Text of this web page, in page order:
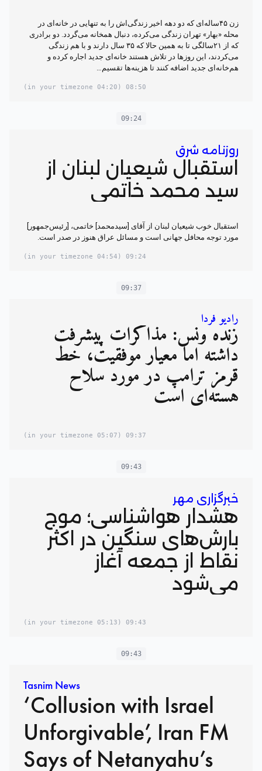
زن ۴۵‌ساله‌ای که دو دهه اخیر زندگی‌اش را به تنهایی در خانه‌ای در
محله «بهار» تهران زندگی می‌کرده، دنبال همخانه می‌گردد. دو برادری
که از ۲۱‌سالگی تا به همین حالا که ۳۵ سال دارند و با هم زندگی
می‌کردند، این روزها در تلاش هستند خانه‌ای جدید اجاره کرده و
هم‌خانه‌ای جدید اضافه کنند تا هزینه‌ها تقسیم…
08:50
(04:20 in your timezone)
09:24
روزنامه شرق
استقبال شیعیان لبنان از
سید محمد خاتمی
استقبال خوب شیعیان لبنان از آقای [سیدمحمد] خاتمی، [رئیس‌جمهور]
مورد توجه محافل جهانی است و مسائل عراق هنوز در صدر است.
09:24
(04:54 in your timezone)
09:37
رادیو فردا
زنده ونس: مذاکرات پیشرفت
داشته اما معیار موفقیت، خط
قرمز ترامپ در مورد سلاح
هسته‌ای است
09:37
(05:07 in your timezone)
09:43
خبرگزاری مهر
هشدار هواشناسی؛ موج
بارش‌های سنگین در اکثر
نقاط از جمعه آغاز
می‌شود
09:43
(05:13 in your timezone)
09:43
Tasnim News
‘Collusion with Israel
Unforgivable’, Iran FM
Says of Netanyahu’s